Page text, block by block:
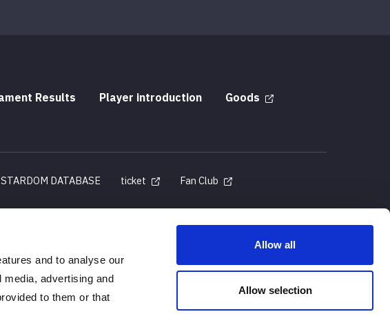
and to analyse our
advertising and
to them or that
Allow all
Allow selection
Results Player introduction Goods
STARDOM DATABASE ticket Fan Club
Transactions Act